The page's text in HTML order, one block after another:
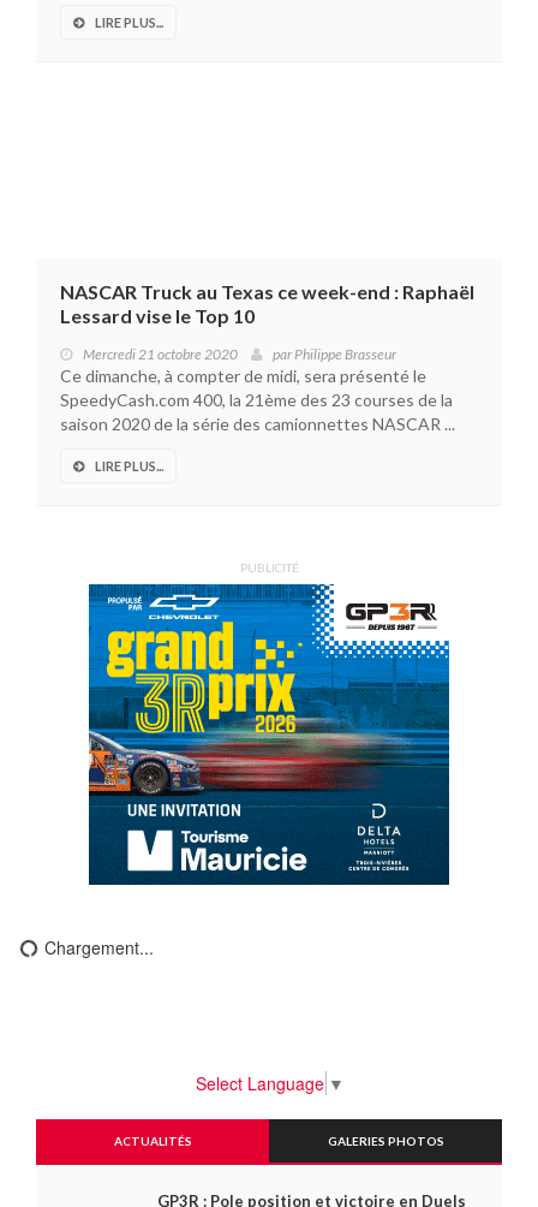
LIRE PLUS...
NASCAR Truck au Texas ce week-end : Raphaël
Lessard vise le Top 10
Mercredi 21 octobre 2020 parPhilippe Brasseur
Ce dimanche, à compter de midi, sera présenté le
SpeedyCash.com 400, la 21ème des 23 courses de la
saison 2020 de la série des camionnettes NASCAR ...
LIRE PLUS...
PUBLICITÉ
Chargement...
Select Language ▼
ACTUALITÉS GALERIES PHOTOS
GP3R : Pole position et victoire en Duels